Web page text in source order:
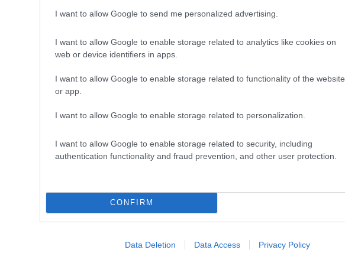
I want to allow Google to send me personalized advertising.
I want to allow Google to enable storage related to analytics like cookies on
web or device identifiers in apps.
I want to allow Google to enable storage related to functionality of the website
or app.
I want to allow Google to enable storage related to personalization.
I want to allow Google to enable storage related to security, including
authentication functionality and fraud prevention, and other user protection.
CONFIRM
Data Deletion Data Access Privacy Policy
Nem éppen egy
tízszeres futamgyőztes
osztrák pilótát, aki
kiegyensúlyozott.
Fiatalabb korában
úgy véli, csoda, hogy
es mezőny, Max
számíthatunk. Nem az
első briliáns
tőle, most el is árulta,
meghatározó alakjává
rajongótáborral a háta
hozzászokott, de nem
részletek